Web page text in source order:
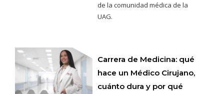
de la comunidad médica de la
UAG.
Carrera de Medicina: qué
hace un Médico Cirujano,
cuánto dura y por qué